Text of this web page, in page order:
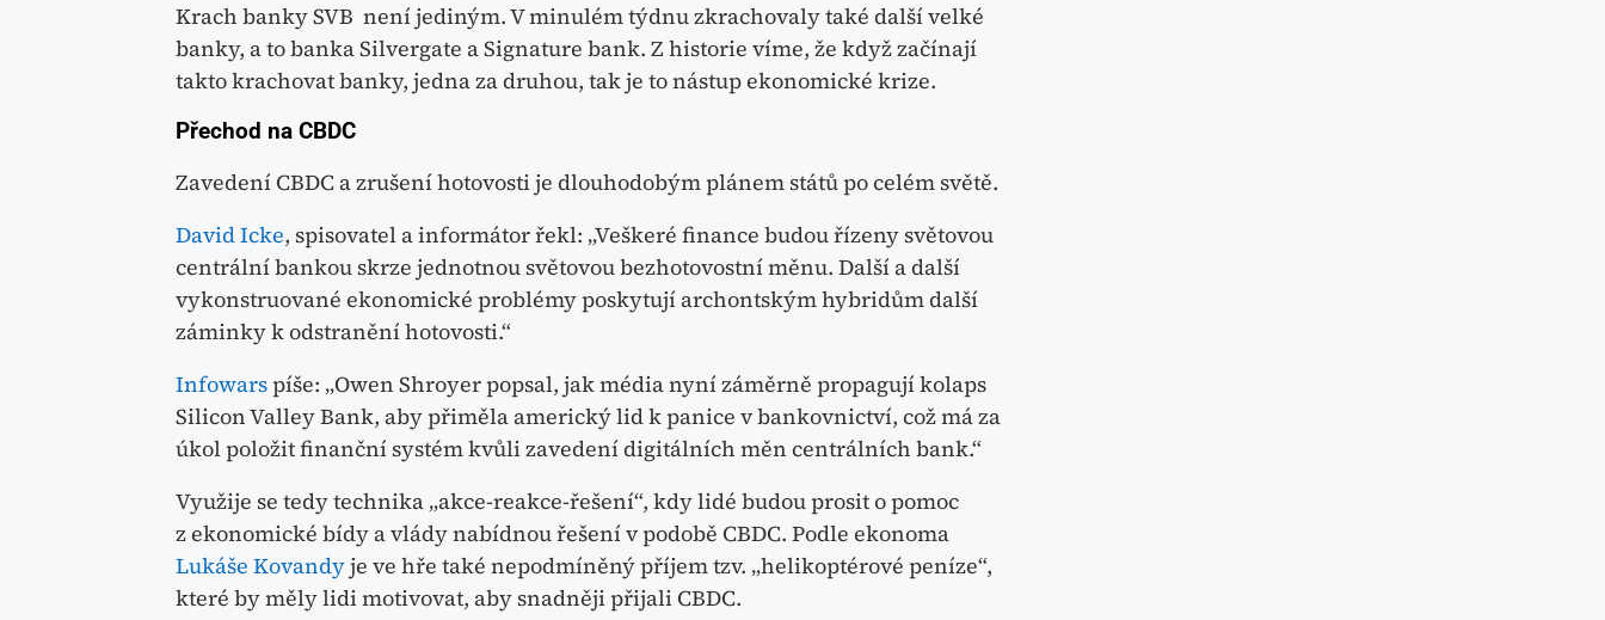
Krach banky SVB není jediným. V minulém týdnu zkrachovaly také další velké
banky, a to banka Silvergate a Signature bank. Z historie víme, že když začínají
takto krachovat banky, jedna za druhou, tak je to nástup ekonomické krize.
Přechod na CBDC
Zavedení CBDC a zrušení hotovosti je dlouhodobým plánem států po celém světě.
David Icke, spisovatel a informátor řekl: „Veškeré finance budou řízeny světovou
centrální bankou skrze jednotnou světovou bezhotovostní měnu. Další a další
vykonstruované ekonomické problémy poskytují archontským hybridům další
záminky k odstranění hotovosti.“
Infowarspíše: „Owen Shroyer popsal, jak média nyní záměrně propagují kolaps
Silicon Valley Bank, aby přiměla americký lid k panice v bankovnictví, což má za
úkol položit finanční systém kvůli zavedení digitálních měn centrálních bank.“
Využije se tedy technika „akce-reakce-řešení“, kdy lidé budou prosit o pomoc
z ekonomické bídy a vlády nabídnou řešení v podobě CBDC. Podle ekonoma
Lukáše Kovandyje ve hře také nepodmíněný příjem tzv. „helikoptérové peníze“,
které by měly lidi motivovat, aby snadněji přijali CBDC.